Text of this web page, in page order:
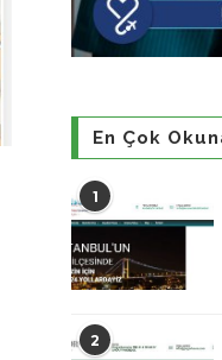
En Çok
1
2